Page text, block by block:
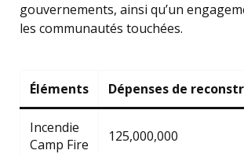
gouvernements, ainsi qu’un
les communautés touchées.
Éléments Dépenses de
Incendie
Camp Fire
125,000,000